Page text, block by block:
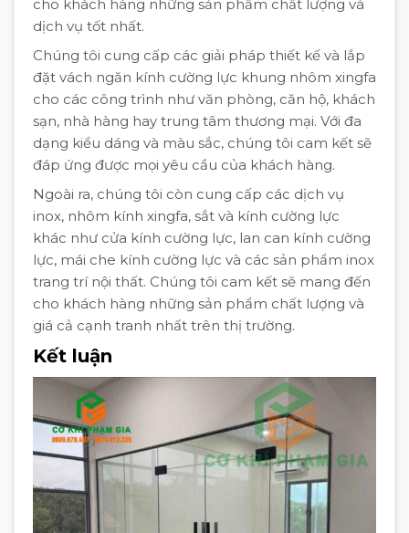
cho khách hàng những sản phẩm chất lượng và
dịch vụ tốt nhất.
Chúng tôi cung cấp các giải pháp thiết kế và lắp
đặt vách ngăn kính cường lực khung nhôm xingfa
cho các công trình như văn phòng, căn hộ, khách
sạn, nhà hàng hay trung tâm thương mại. Với đa
dạng kiểu dáng và màu sắc, chúng tôi cam kết sẽ
đáp ứng được mọi yêu cầu của khách hàng.
Ngoài ra, chúng tôi còn cung cấp các dịch vụ
inox, nhôm kính xingfa, sắt và kính cường lực
khác như cửa kính cường lực, lan can kính cường
lực, mái che kính cường lực và các sản phẩm inox
trang trí nội thất. Chúng tôi cam kết sẽ mang đến
cho khách hàng những sản phẩm chất lượng và
giá cả cạnh tranh nhất trên thị trường.
Kết luận